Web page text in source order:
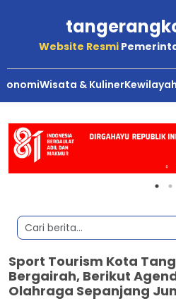
Website Resmi
Wisata & Kuliner
Sport Tourism Kota
Bergairah, Berikut
Olahraga Sepanjang